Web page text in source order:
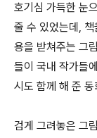
호기심 가득한 눈
줄 수 있었는데,
용을 받쳐주는 그
들이 국내 작가들
시도 함께 해 준 동
검게 그려놓은 그